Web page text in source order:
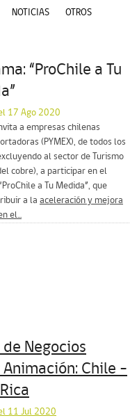
NOTICIAS OTROS
“ProChile a Tu
17 Ago 2020
a empresas chilenas
(PYMEX), de todos los
al sector de Turismo
cobre), a participar en el
a Tu Medida”, que
a la aceleración y mejora
el...
de Negocios
Chile –
11 Jul 2020